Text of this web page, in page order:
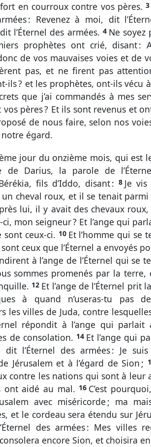
Testament
Matt. Marc Luc Jean
2 Cor.
Gal. Éph. Phil.
1 Tim.
2 Tim. Tite Phm.
1 Jean
fort en courroux contre vos pères.3
: Revenez à moi, dit
l’Éternel des armées. 4 Ne soyez
prophètes ont crié, disant :
de vos mauvaises voies et de
pas, et ne firent pas
ils ? et les prophètes, ont-ils vécu
que j’ai commandés à mes
pères ? Et ils sont revenus et
de nous faire, selon nos
égard.
jour du onzième mois, qui est
de Darius, la parole de
fils d’Iddo, disant : 8 Je
cheval roux, et il se tenait
lui, il y avait des chevaux roux,
mon seigneur ? Et l’ange qui
ceux-ci. 10 Et l’homme qui se
ceux que l’Éternel a envoyés
à l’ange de l’Éternel qui se
sommes promenés par la
12 Et l’ange de l’Éternel prit
à quand n’useras-tu pas
les villes de Juda, contre
répondit à l’ange qui
de consolation. 14 Et l’ange qui
dit l’Éternel des armées : Je
Jérusalem et à l’égard de Sion ;
contre les nations qui sont à leur
ont aidé au mal. 16 C’est
avec miséricorde ; ma
et le cordeau sera étendu sur
des armées : Mes villes
encore Sion, et choisira